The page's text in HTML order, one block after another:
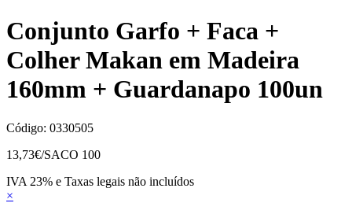
Conjunto Garfo + Faca +
Colher Makan em Madeira
160mm + Guardanapo 100un
Código: 0330505
13,73€/SACO 100
IVA 23% e Taxas legais não incluídos
×